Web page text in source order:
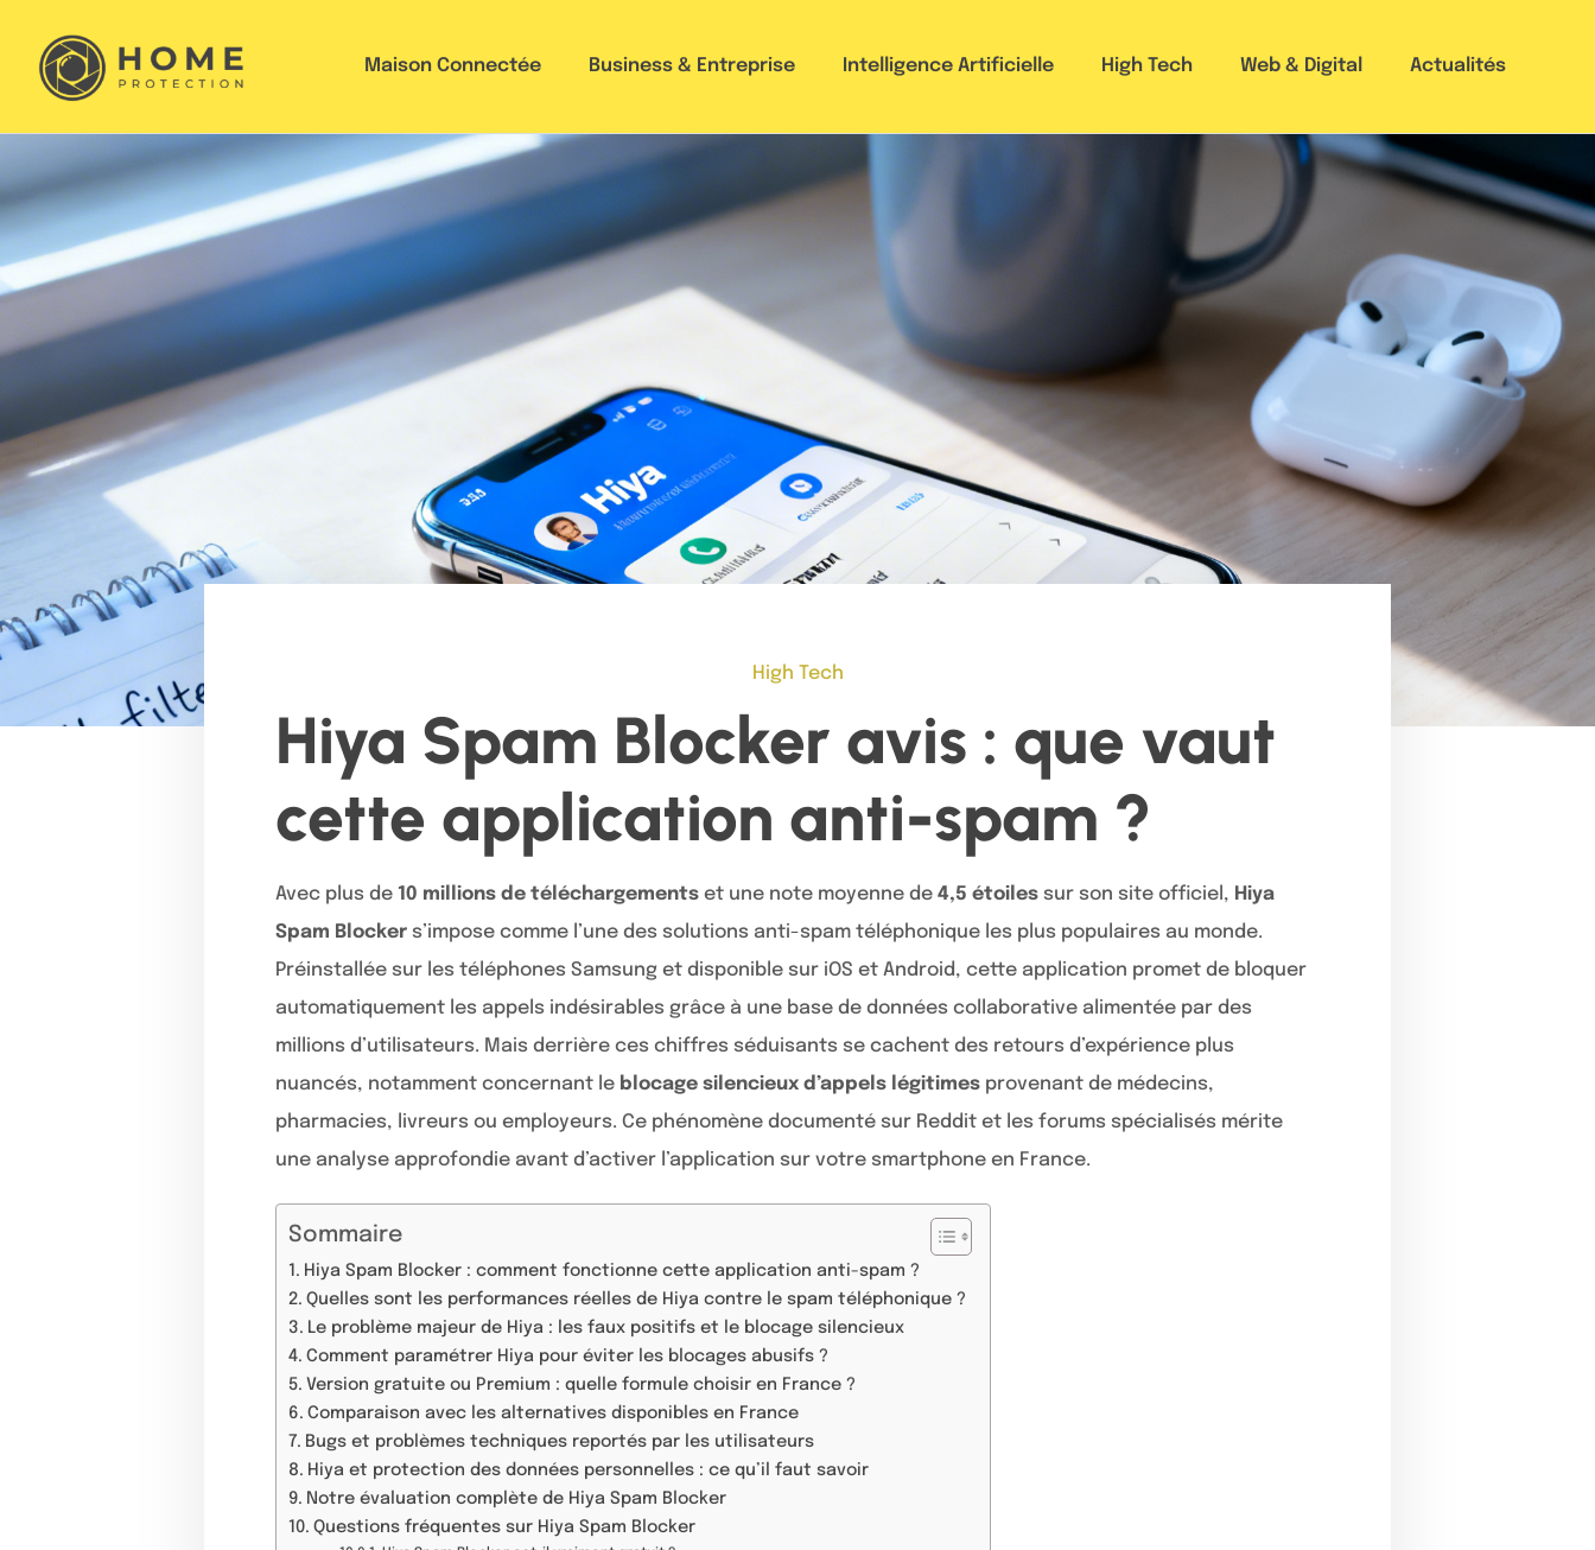
Maison Connectée Business & Entreprise Intelligence Artificielle High Tech Web & Digital Actualités
High Tech
Hiya Spam Blocker avis : que vaut
cette application anti-spam ?
Avec plus de 10 millions de téléchargements et une note moyenne de 4,5 étoiles sur son site officiel, Hiya
Spam Blocker s’impose comme l’une des solutions anti-spam téléphonique les plus populaires au monde.
Préinstallée sur les téléphones Samsung et disponible sur iOS et Android, cette application promet de bloquer
automatiquement les appels indésirables grâce à une base de données collaborative alimentée par des
millions d’utilisateurs. Mais derrière ces chiffres séduisants se cachent des retours d’expérience plus
nuancés, notamment concernant le blocage silencieux d’appels légitimes provenant de médecins,
pharmacies, livreurs ou employeurs. Ce phénomène documenté sur Reddit et les forums spécialisés mérite
une analyse approfondie avant d’activer l’application sur votre smartphone en France.
Sommaire
Hiya Spam Blocker : comment fonctionne cette application anti-spam ?
Quelles sont les performances réelles de Hiya contre le spam téléphonique ?
Le problème majeur de Hiya : les faux positifs et le blocage silencieux
Comment paramétrer Hiya pour éviter les blocages abusifs ?
Version gratuite ou Premium : quelle formule choisir en France ?
Comparaison avec les alternatives disponibles en France
Bugs et problèmes techniques reportés par les utilisateurs
Hiya et protection des données personnelles : ce qu’il faut savoir
Notre évaluation complète de Hiya Spam Blocker
Questions fréquentes sur Hiya Spam Blocker